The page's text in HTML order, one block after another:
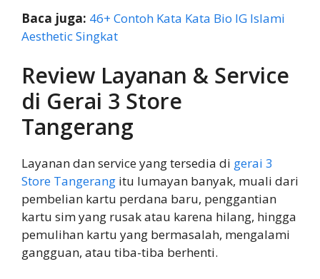
Baca juga: 46+ Contoh Kata Kata Bio IG Islami
Aesthetic Singkat
Review Layanan & Service
di Gerai 3 Store
Tangerang
Layanan dan service yang tersedia di gerai 3
Store Tangerang itu lumayan banyak, muali dari
pembelian kartu perdana baru, penggantian
kartu sim yang rusak atau karena hilang, hingga
pemulihan kartu yang bermasalah, mengalami
gangguan, atau tiba-tiba berhenti.